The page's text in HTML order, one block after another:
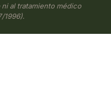
al tratamiento médico
1996).